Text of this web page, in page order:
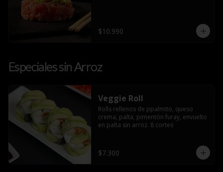
$10.990
Especiales sin Arroz
Veggie Roll
Rolls rellenos de ppalmito, queso
crema, palta, pimentón furay, envuelto
en palta sin arroz. 8 cortes
$7.300